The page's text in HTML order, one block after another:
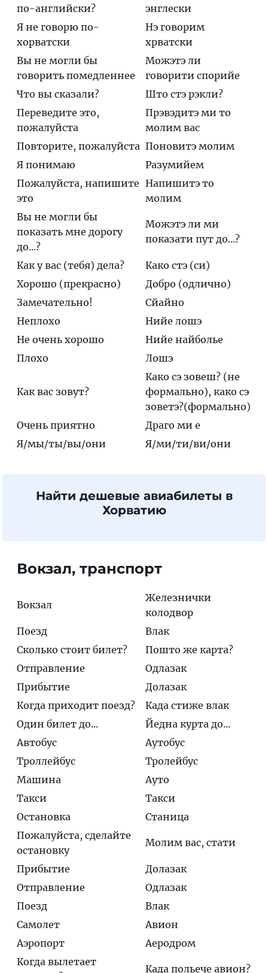
по-английски?
энглески
Я не говорю по-
хорватски
Нэ говорим
хрватски
Вы не могли бы
говорить помедленнее
Можэтэ ли
говорити спорийе
Что вы сказали?
Што стэ рэкли?
Переведите это,
пожалуйста
Прэвэдитэ ми то
молим вас
Повторите, пожалуйста Поновитэ молим
Я понимаю
Разумийем
Пожалуйста, напишите
это
Напишитэ то
молим
Вы не могли бы
показать мне дорогу
до...?
Можэтэ ли ми
показати пут до...?
Как у вас (тебя) дела?
Како стэ (си)
Хорошо (прекрасно)
Добро (одлично)
Замечательно!
Сйайно
Неплохо
Нийе лошэ
Не очень хорошо
Нийе найболье
Плохо
Лошэ
Как вас зовут?
Како сэ зовеш? (не
формально), како сэ
зоветэ?(формально)
Очень приятно
Драго ми е
Я/мы/ты/вы/они
Я/ми/ти/ви/они
Найти дешевые авиабилеты в
Хорватию
Вокзал, транспорт
Вокзал
Железнички
колодвор
Поезд
Влак
Сколько стоит билет?
Пошто же карта?
Отправление
Одлазак
Прибытие
Долазак
Когда приходит поезд?
Када стиже влак
Один билет до...
Йедна курта до...
Автобус
Аутобус
Троллейбус
Тролейбус
Машина
Ауто
Такси
Такси
Остановка
Станица
Пожалуйста, сделайте
остановку
Молим вас, стати
Прибытие
Долазак
Отправление
Одлазак
Поезд
Влак
Самолет
Авион
Аэропорт
Аеродром
Когда вылетает
Кaда польeче авиoн?